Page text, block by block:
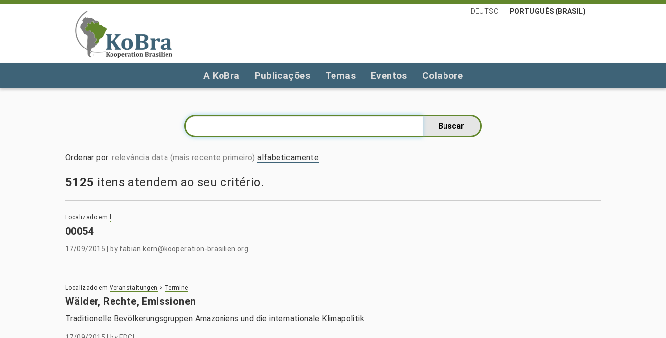
DEUTSCH PORTUGUÊS (BRASIL)
A KoBra Publicações Temas Eventos Colabore
Ordenar por:relevância data (mais recente primeiro) alfabeticamente
5125 itens atendem ao seu critério.
Localizado em
00054
17/09/2015 by fabian.kern@kooperation-brasilien.org
Localizado em Veranstaltungen > Termine
Wälder, Rechte, Emissionen
Traditionelle Bevölkerungsgruppen Amazoniens und die internationale Klimapolitik